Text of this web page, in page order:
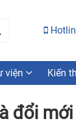
viện Kiến
đổi